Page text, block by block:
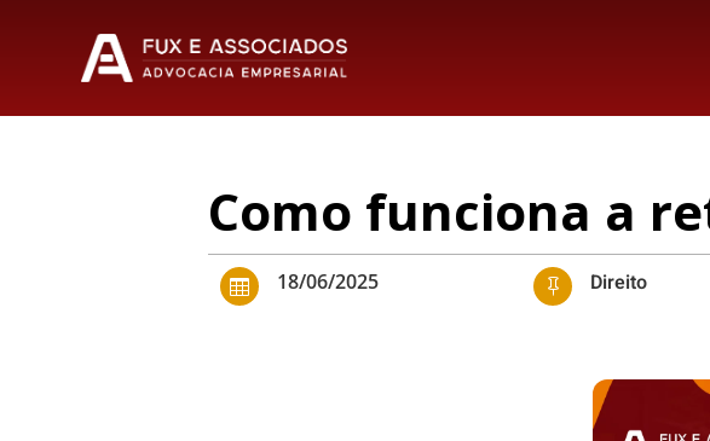
Como funciona a
 18/06/2025  Direito